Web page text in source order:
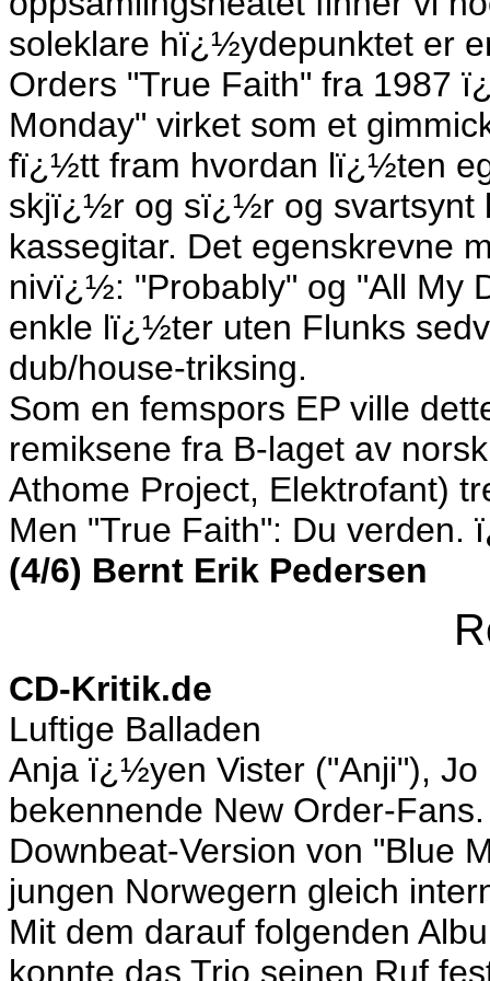
soleklare hï¿½ydepunktet er
Orders "True Faith" fra 1987
Monday" virket som et
fï¿½tt fram hvordan lï¿½ten
skjï¿½r og sï¿½r og svartsynt
kassegitar. Det egenskrevne
nivï¿½: "Probably" og "All My
enkle lï¿½ter uten Flunks
dub/house-triksing.
Som en femspors EP ville
remiksene fra B-laget av
Athome Project, Elektrofant)
Men "True Faith": Du
(4/6) Bernt Erik Pedersen
CD-Kritik.de
Luftige Balladen
Anja ï¿½yen Vister ("Anji"),
bekennende New Order-
Downbeat-Version von "Blue
jungen Norwegern gleich
Mit dem darauf folgenden
konnte das Trio seinen Ruf